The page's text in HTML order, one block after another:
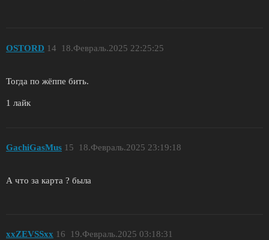
OSTORD 18.Февраль.2025 22:25:25
14
Тогда по жёппе бить.
1 лайк
GachiGasMus 18.Февраль.2025 23:19:18
15
А что за карта ? была
xxZEVSSxx 19.Февраль.2025 03:18:31
16